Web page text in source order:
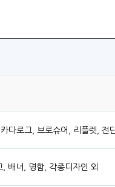
다로그, 브로슈어, 리플렛, 전
배너, 명함, 각종디자인 외